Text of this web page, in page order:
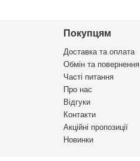
Покупцям
Доставка та оплата
Обмін та повернення
Часті питання
Про нас
Відгуки
Контакти
Акційні пропозиції
Новинки